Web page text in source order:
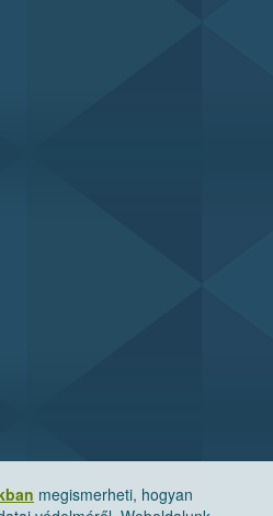
megismerheti, hogyan